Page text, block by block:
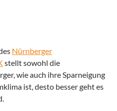
Nürnberger
stellt sowohl die
wie auch ihre Sparneigung
ist, desto besser geht es